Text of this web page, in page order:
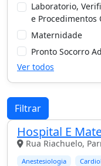
Laboratorio,
e Procedimentos
Maternidade
Pronto Socorro
Ver todos
Filtrar
Hospital E
Rua Riachuelo,
Anestesiologia